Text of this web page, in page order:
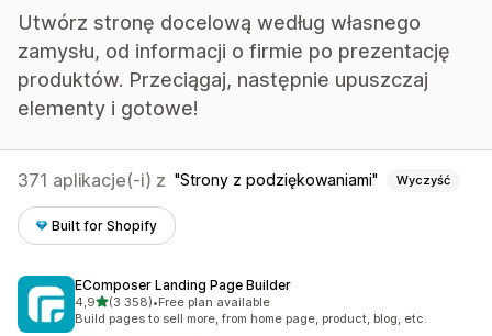
Utwórz stronę docelową według własnego
zamysłu, od informacji o firmie po prezentację
produktów. Przeciągaj, następnie upuszczaj
elementy i gotowe!
371 aplikacje(-i) z Strony z podziękowaniami Wyczyść
Built for Shopify
EComposer Landing Page Builder
4,9na 5 gwiazdek
(3 358)
Łączna liczba recenzji: 3358
•Free plan available
Build pages to sell more, from home page, product, blog, etc.